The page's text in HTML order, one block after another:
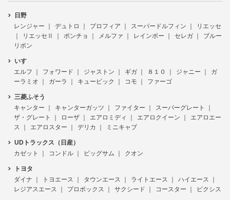
日野
レンジャー
デュトロ プロフィア スーパードルフィン
リエッセ
リエッセⅡ
ポンチョ メルファ レインボー セレガ
ブルー
リボン
いすゞ
エルフ
フォワード ジャストン ギガ ８１０ ジャニー
ガ
ーラミオ
ガーラ キュービック コモ ファーゴ
三菱ふそう
キャンター
キャンターガッツ ファイター
スーパーグレート
ザ・グレート
ローザ エアロミディ エアロクイーン
エアロエー
ス
エアロスター デリカ ミニキャブ
UDトラックス（日産）
カゼット
コンドル ビッグサム クオン
トヨタ
ダイナ
トヨエース タウンエース ライトエース
ハイエース
レジアスエース
プロボックス サクシード コースター ピクシス